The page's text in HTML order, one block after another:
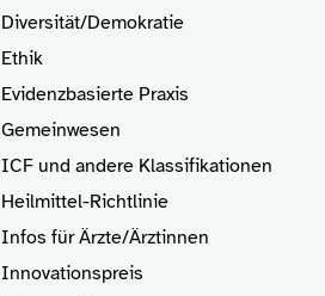
Diversität/Demokratie
Ethik
Evidenzbasierte Praxis
Gemeinwesen
ICF und andere Klassifikationen
Heilmittel-Richtlinie
Infos für Ärzte/Ärztinnen
Innovationspreis